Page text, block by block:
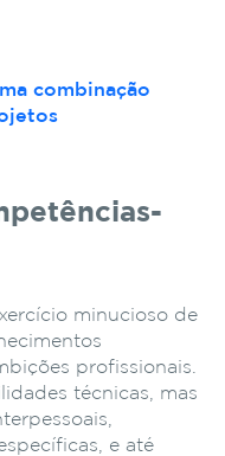
combinação
minucioso de
profissionais.
técnicas, mas
e até